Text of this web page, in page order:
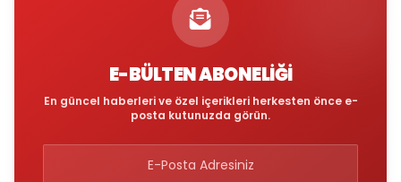
E-BÜLTEN ABONELIĞI
En güncel haberleri ve özel içerikleri herkesten önce e-
posta kutunuzda görün.